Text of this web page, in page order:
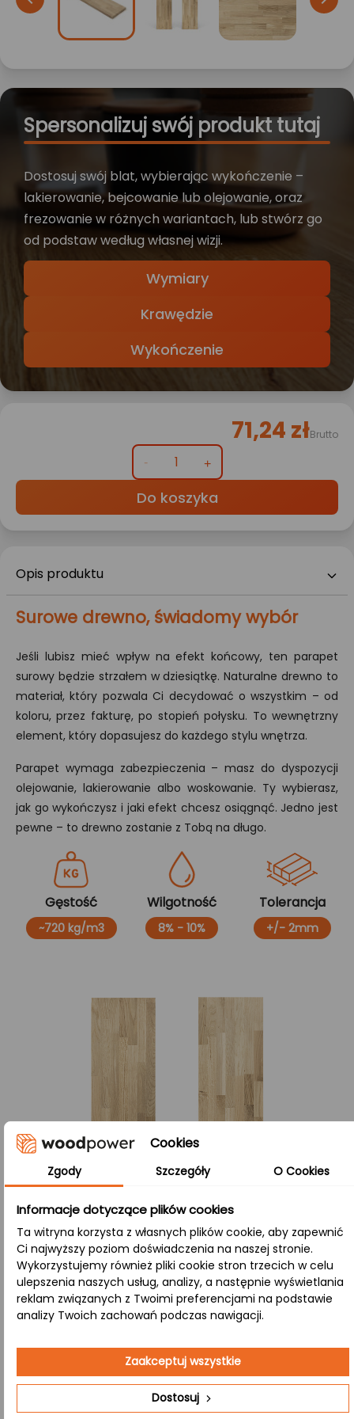
Spersonalizuj swój produkt tutaj
Dostosuj swój blat, wybierając wykończenie –
lakierowanie, bejcowanie lub olejowanie, oraz
frezowanie w różnych wariantach, lub stwórz go
od podstaw według własnej wizji.
Wymiary
Krawędzie
Wykończenie
71,24 złBrutto
Do koszyka
Opis produktu
Surowe drewno, świadomy wybór
Jeśli lubisz mieć wpływ na efekt końcowy, ten parapet
surowy będzie strzałem w dziesiątkę. Naturalne drewno to
materiał, który pozwala Ci decydować o wszystkim – od
koloru, przez fakturę, po stopień połysku. To wewnętrzny
element, który dopasujesz do każdego stylu wnętrza.
Parapet wymaga zabezpieczenia – masz do dyspozycji
olejowanie, lakierowanie albo woskowanie. Ty wybierasz,
jak go wykończysz i jaki efekt chcesz osiągnąć. Jedno jest
pewne – to drewno zostanie z Tobą na długo.
Gęstość
~720 kg/m3
Wilgotność
8% - 10%
Tolerancja
+/- 2mm
Co oznacza mikrowczep A/B?
Mikrowczep:
zarówno po szerokości, jak i długości pozwala stworzyć
produkt, który łączy w sobie wysoką stabilność, odporność
na pękanie oraz piękno naturalnej struktury drewna.
Cookies
Zgody Szczegóły O Cookies
Informacje dotyczące plików cookies
Ta witryna korzysta z własnych plików cookie, aby zapewnić
Ci najwyższy poziom doświadczenia na naszej stronie.
Wykorzystujemy również pliki cookie stron trzecich w celu
ulepszenia naszych usług, analizy, a następnie wyświetlania
reklam związanych z Twoimi preferencjami na podstawie
analizy Twoich zachowań podczas nawigacji.
Dostosuj
Zaakceptuj wszystkie